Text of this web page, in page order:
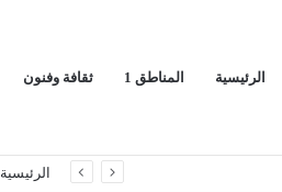
الرئيسية المناطق 1 ثقافة وفنون
الرئيسية